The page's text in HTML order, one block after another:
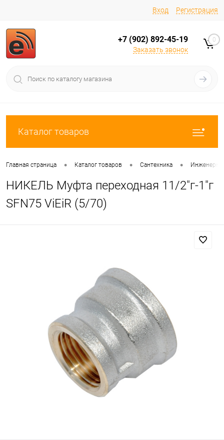
Вход Регистрация
+7 (902) 892-45-19
Заказать звонок
0
Каталог товаров
Главная страница • Каталог товаров • Сантехника •
НИКЕЛЬ Муфта переходная 11/2"г-1"г
SFN75 ViEiR (5/70)